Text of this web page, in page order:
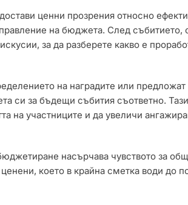
ценни прозрения относно
на бюджета. След събитието,
за да разберете какво е
на наградите или предложат
си за бъдещи събития съответно. Тази
на участниците и да увеличи
насърчава чувството за
което в крайна сметка води до